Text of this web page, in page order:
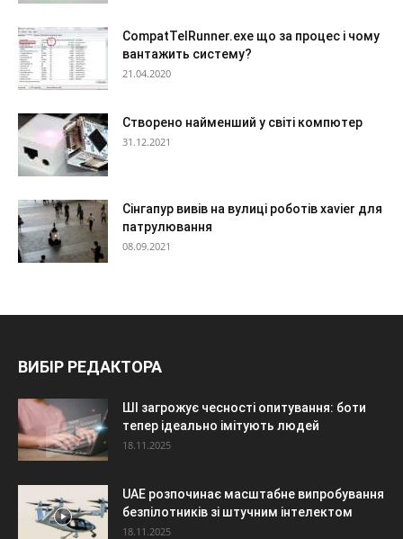
CompatTelRunner.exe що за процес і чому
вантажить систему?
21.04.2020
Створено найменший у світі компютер
31.12.2021
Сінгапур вивів на вулиці роботів xavier для
патрулювання
08.09.2021
ВИБІР РЕДАКТОРА
ШІ загрожує чесності опитування: боти
тепер ідеально імітують людей
18.11.2025
UAE розпочинає масштабне випробування
безпілотників зі штучним інтелектом
18.11.2025